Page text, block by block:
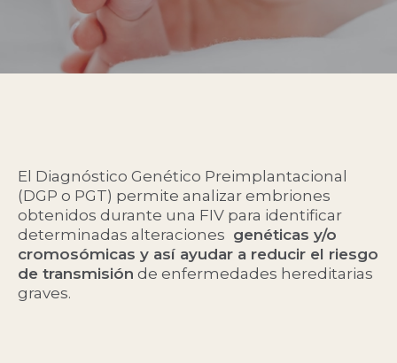
El Diagnóstico Genético Preimplantacional
(DGP o PGT) permite analizar embriones
obtenidos durante una FIV para identificar
determinadas alteraciones genéticas y/o
cromosómicas y así ayudar a reducir el riesgo
de transmisión de enfermedades hereditarias
graves.